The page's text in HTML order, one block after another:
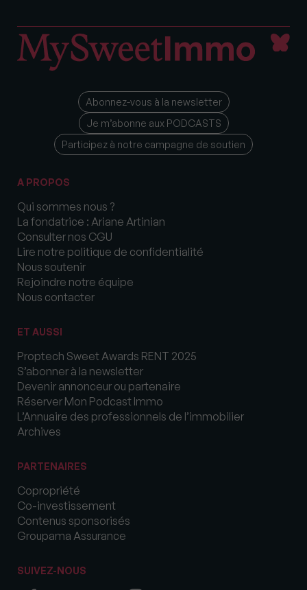
Abonnez-vous à la newsletter
Je m’abonne aux PODCASTS
Participez à notre campagne de soutien
A PROPOS
Qui sommes nous ?
La fondatrice : Ariane Artinian
Consulter nos CGU
Lire notre politique de confidentialité
Nous soutenir
Rejoindre notre équipe
Nous contacter
ET AUSSI
Proptech Sweet Awards RENT 2025
S’abonner à la newsletter
Devenir annonceur ou partenaire
Réserver Mon Podcast Immo
L’Annuaire des professionnels de l’immobilier
Archives
PARTENAIRES
Copropriété
Co-investissement
Contenus sponsorisés
Groupama Assurance
SUIVEZ-NOUS